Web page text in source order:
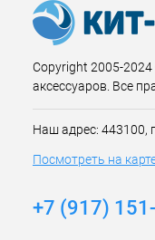
Copyright 2005-2024
аксессуаров. Все
Наш адрес: 443100,
Посмотреть на
+7 (917)